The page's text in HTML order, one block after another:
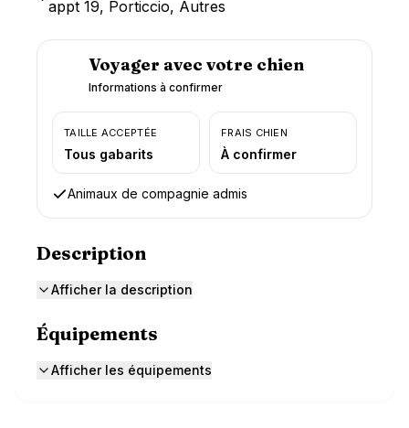
appt 19, Porticcio, Autres
Voyager avec votre chien
Informations à confirmer
TAILLE ACCEPTÉE
Tous gabarits
FRAIS CHIEN
À confirmer
Animaux de compagnie admis
Description
Afficher la description
Équipements
Afficher les équipements